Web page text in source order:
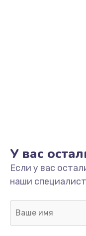
У вас
Если у вас
наши